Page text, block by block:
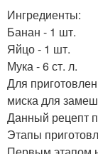
Ингредиенты:
Банан - 1 шт.
Яйцо - 1 шт.
Мука - 6 ст. л.
Для
миска для
Данный рецепт
Этапы